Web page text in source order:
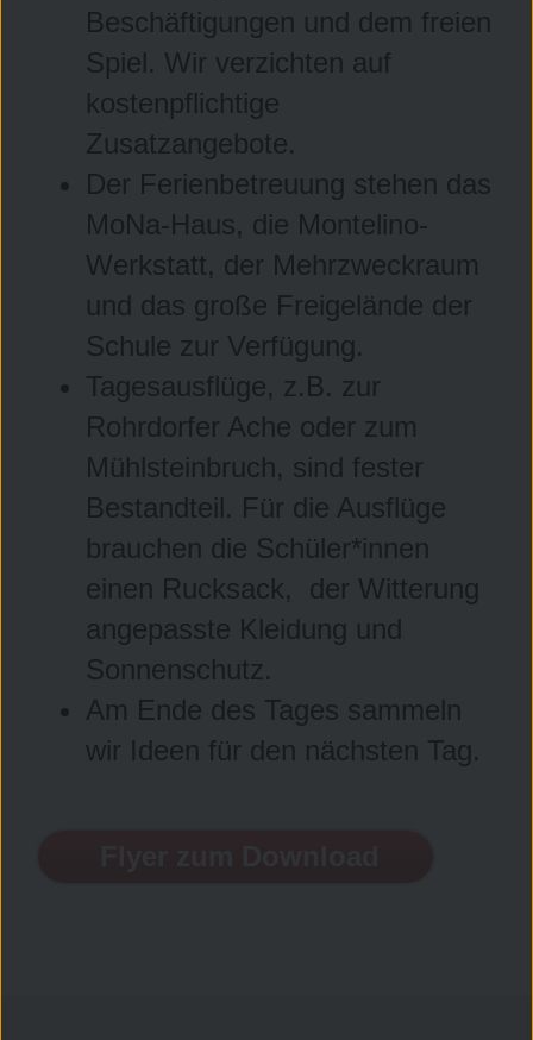
Beschäftigungen und dem freien
Spiel. Wir verzichten auf
kostenpflichtige
Zusatzangebote.
Der Ferienbetreuung stehen das
MoNa-Haus, die Montelino-
Werkstatt, der Mehrzweckraum
und das große Freigelände der
Schule zur Verfügung.
Tagesausflüge, z.B. zur
Rohrdorfer Ache oder zum
Mühlsteinbruch, sind fester
Bestandteil. Für die Ausflüge
brauchen die Schüler*innen
einen Rucksack, der Witterung
angepasste Kleidung und
Sonnenschutz.
Am Ende des Tages sammeln
wir Ideen für den nächsten Tag.